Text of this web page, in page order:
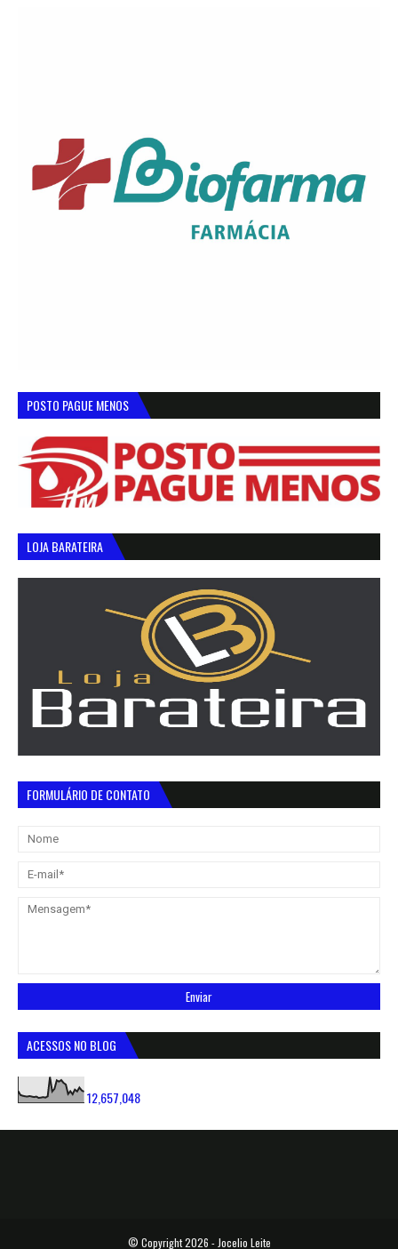
POSTO PAGUE MENOS
LOJA BARATEIRA
FORMULÁRIO DE CONTATO
ACESSOS NO BLOG
12,657,048
© Copyright2026 - Jocelio Leite